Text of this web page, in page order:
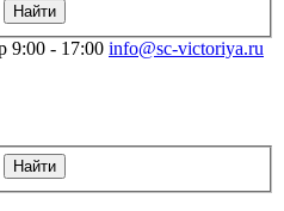
9:00 - 17:00 info@sc-victoriya.ru